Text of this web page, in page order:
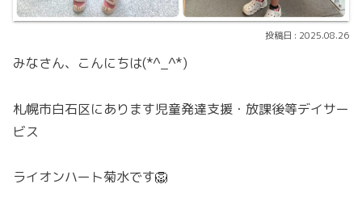
2025.08.26
みなさん、こんにちは(*^_^*)
札幌市白石区にあります児童発達支援・放課後等デイサー
ビス
ライオンハート菊水です🦁